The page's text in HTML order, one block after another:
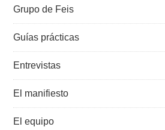
Grupo de Feis
Guías prácticas
Entrevistas
El manifiesto
El equipo